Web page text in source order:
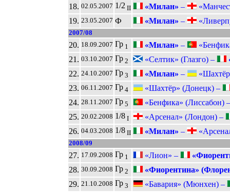
18. 02.05.2007 1/2 II «Милан» –
19. 23.05.2007 Ф «Милан» –
2007/08
20. 18.09.2007 Гр 1 «Милан» –
21. 03.10.2007 Гр 2 «Селтик» (Глазго) –
22. 24.10.2007 Гр 3 «Милан» –
23. 06.11.2007 Гр 4
«Шахтёр» (Донецк) –
24. 28.11.2007 Гр 5
«Бенфика» (Лиссабон)
25. 20.02.2008 1/8 I
«Арсенал» (Лондон) –
26. 04.03.2008 1/8 II «Милан» –
2008/09
27. 17.09.2008 Гр 1 «Лион» –
28. 30.09.2008 Гр 2
«Фиорентина»
29. 21.10.2008 Гр 3
«Бавария» (Мюнхен) –